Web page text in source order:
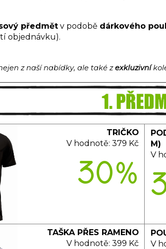
předmět v podobě dárkového
objednávku).
z naší nabídky, ale také zexkluzivní
TRIČKO
V hodnotě: 379 Kč
30%
M)
V
TAŠKA PŘES RAMENO
V hodnotě: 399 Kč
V